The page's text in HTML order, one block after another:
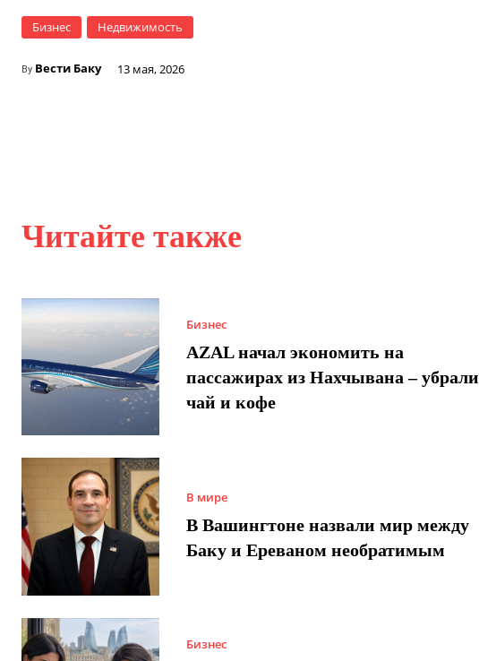
Бизнес Недвижимость
By Вести Баку 13 мая, 2026
Читайте также
Бизнес
AZAL начал экономить на
пассажирах из Нахчывана – убрали
чай и кофе
В мире
В Вашингтоне назвали мир между
Баку и Ереваном необратимым
Бизнес